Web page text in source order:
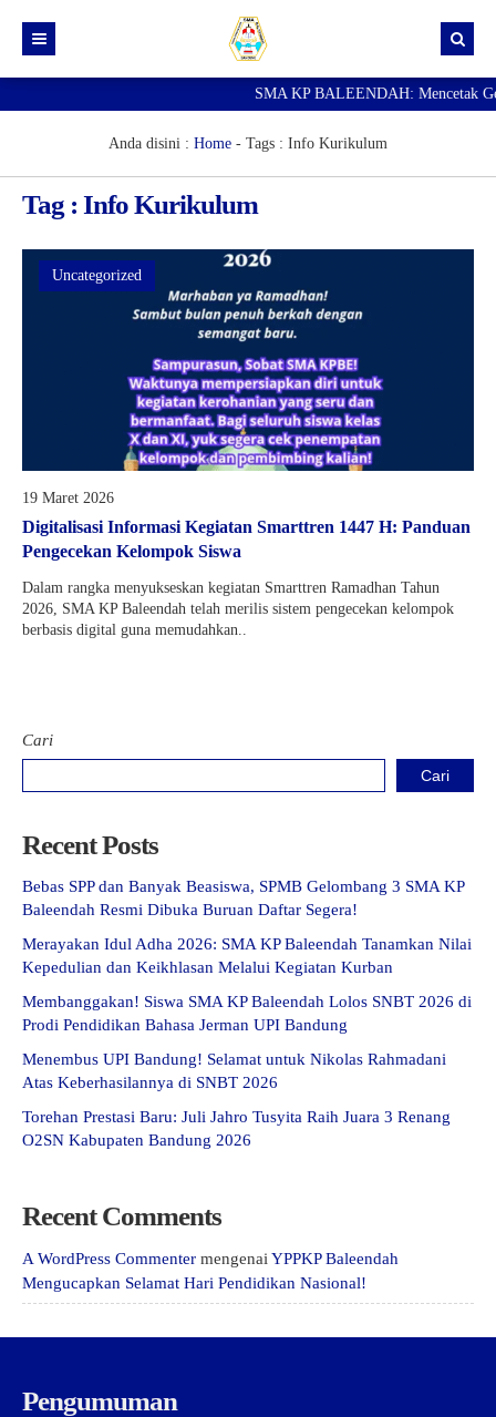
Data Guru
Portal Siswa
SPMB
SMA KP BALEENDAH: Mencetak
Anda disini : Home - Tags : Info Kurikulum
Tag : Info Kurikulum
Uncategorized
19 Maret 2026
Digitalisasi Informasi Kegiatan Smarttren 1447 H: Panduan
Pengecekan Kelompok Siswa
Dalam rangka menyukseskan kegiatan Smarttren Ramadhan Tahun
2026, SMA KP Baleendah telah merilis sistem pengecekan kelompok
berbasis digital guna memudahkan..
Cari
Cari
Recent Posts
Bebas SPP dan Banyak Beasiswa, SPMB Gelombang 3 SMA KP
Baleendah Resmi Dibuka Buruan Daftar Segera!
Merayakan Idul Adha 2026: SMA KP Baleendah Tanamkan Nilai
Kepedulian dan Keikhlasan Melalui Kegiatan Kurban
Membanggakan! Siswa SMA KP Baleendah Lolos SNBT 2026 di
Prodi Pendidikan Bahasa Jerman UPI Bandung
Menembus UPI Bandung! Selamat untuk Nikolas Rahmadani
Atas Keberhasilannya di SNBT 2026
Torehan Prestasi Baru: Juli Jahro Tusyita Raih Juara 3 Renang
O2SN Kabupaten Bandung 2026
Recent Comments
A WordPress Commenter mengenai YPPKP Baleendah
Mengucapkan Selamat Hari Pendidikan Nasional!
Pengumuman